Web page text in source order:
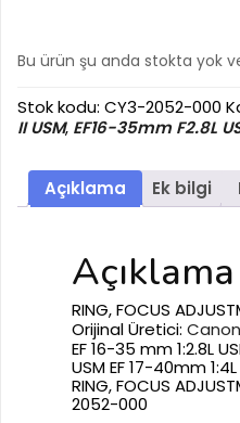
Bu ürün şu anda stokta yok
Stok kodu: CY3-2052-000
II USM, EF16-35mm F2.8L
Açıklama Ek bilgi
Açıklama
RING, FOCUS
Orijinal Üretici: Canon
EF 16-35 mm 1:2.8L
USM EF 17-40mm
RING, FOCUS
2052-000